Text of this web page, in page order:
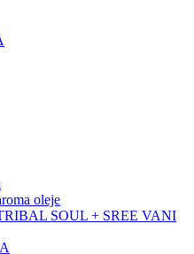
oleje
SOUL + SREE VANI